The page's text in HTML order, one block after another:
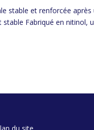
stable et renforcée après
Fabriqué en nitinol,